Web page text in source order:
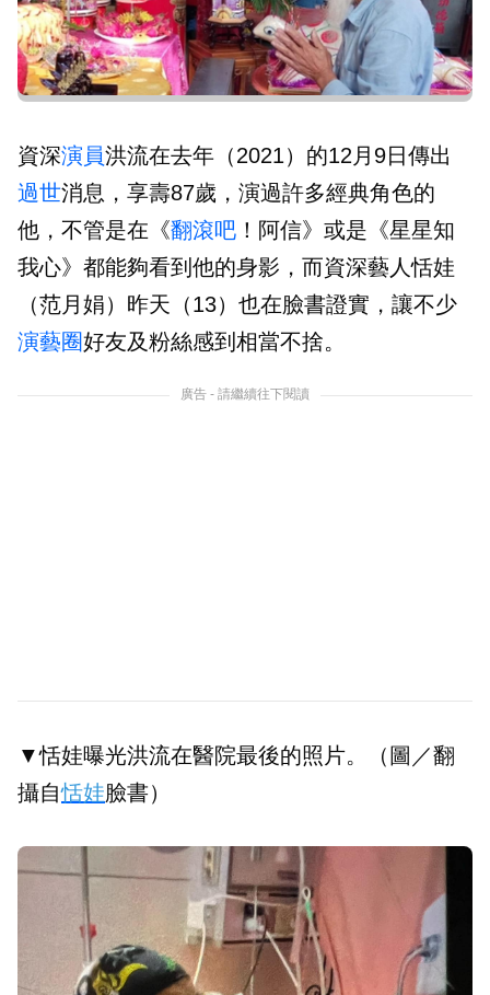
資深演員洪流在去年（2021）的12月9日傳出
過世消息，享壽87歲，演過許多經典角色的
他，不管是在《翻滾吧 ！阿信》或是《星星知
我心》都能夠看到他的身影，而資深藝人恬娃
（范月娟）昨天（13）也在臉書證實，讓不少
演藝圈好友及粉絲感到相當不捨。
廣告 - 請繼續往下閱讀
▼恬娃曝光洪流在醫院最後的照片。（圖／翻
攝自恬娃臉書）